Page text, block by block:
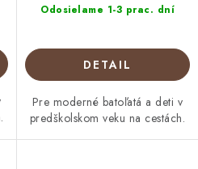
Odosielame 1-3 prac. dní
DETAIL
Pre moderné batoľatá a deti v
predškolskom veku na cestách.